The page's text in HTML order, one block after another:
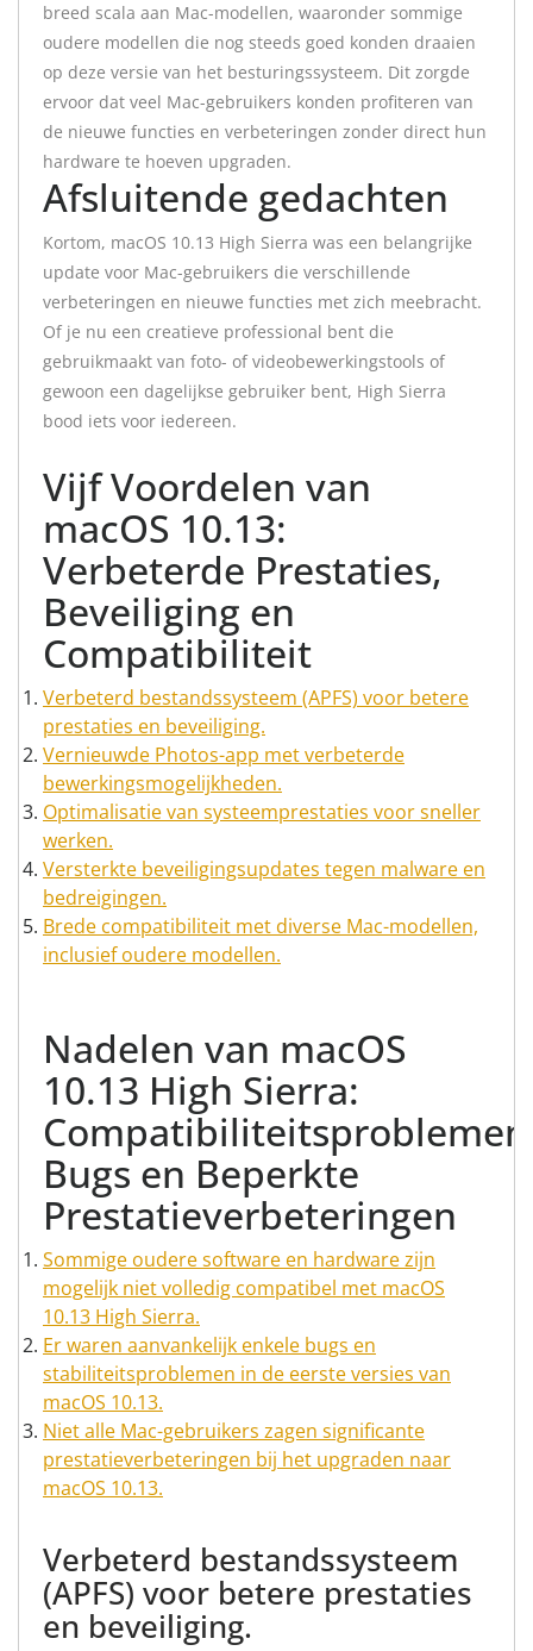
breed scala aan Mac-modellen, waaronder sommige
oudere modellen die nog steeds goed konden draaien
op deze versie van het besturingssysteem. Dit zorgde
ervoor dat veel Mac-gebruikers konden profiteren van
de nieuwe functies en verbeteringen zonder direct hun
hardware te hoeven upgraden.
Afsluitende gedachten
Kortom, macOS 10.13 High Sierra was een belangrijke
update voor Mac-gebruikers die verschillende
verbeteringen en nieuwe functies met zich meebracht.
Of je nu een creatieve professional bent die
gebruikmaakt van foto- of videobewerkingstools of
gewoon een dagelijkse gebruiker bent, High Sierra
bood iets voor iedereen.
Vijf Voordelen van
macOS 10.13:
Verbeterde Prestaties,
Beveiliging en
Compatibiliteit
Verbeterd bestandssysteem (APFS) voor betere
prestaties en beveiliging.
Vernieuwde Photos-app met verbeterde
bewerkingsmogelijkheden.
Optimalisatie van systeemprestaties voor sneller
werken.
Versterkte beveiligingsupdates tegen malware en
bedreigingen.
Brede compatibiliteit met diverse Mac-modellen,
inclusief oudere modellen.
Nadelen van macOS
10.13 High Sierra:
Bugs en Beperkte
Prestatieverbeteringen
Sommige oudere software en hardware zijn
mogelijk niet volledig compatibel met macOS
10.13 High Sierra.
Er waren aanvankelijk enkele bugs en
stabiliteitsproblemen in de eerste versies van
macOS 10.13.
Niet alle Mac-gebruikers zagen significante
prestatieverbeteringen bij het upgraden naar
macOS 10.13.
Verbeterd bestandssysteem
(APFS) voor betere prestaties
en beveiliging.